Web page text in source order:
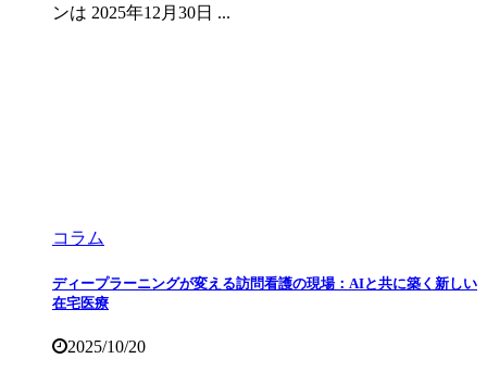
ンは 2025年12月30日 ...
コラム
ディープラーニングが変える訪問看護の現場：AIと共に築く新しい
在宅医療
2025/10/20